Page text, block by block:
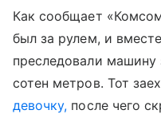
Как сообщает
был за рулем, и
преследовали
сотен метров. Тот
девочку, после чего